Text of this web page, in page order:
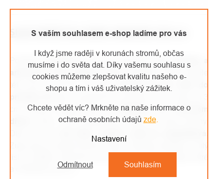
S vaším souhlasem e-shop ladíme pro vás
I když jsme raději v korunách stromů, občas
musíme i do světa dat. Díky vašemu souhlasu s
cookies můžeme zlepšovat kvalitu našeho e-
shopu a tím i váš uživatelský zážitek.
Chcete vědět víc? Mrkněte na naše informace o
ochraně osobních údajů zde.
Nastavení
Odmítnout Souhlasím
SILKY RUČNÍ PILA GENKI TEMAGARI 500-5-3
Poslední novinka jeurčená především pro lesníky
arboristy k řezu velkých větví a kmenů
. Délka čepele
této pily je 50 cm. Je tedyvhodná na řez větví do
cm, odvede nejlepší práci naměkkém nebočerstvém
. Zuby z listu nevybočují a mají čtyři řezné plochy.
řez čistý, snazší a pila se nezasekává.
a chráněné proti rzi.